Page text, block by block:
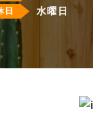
日 水曜日